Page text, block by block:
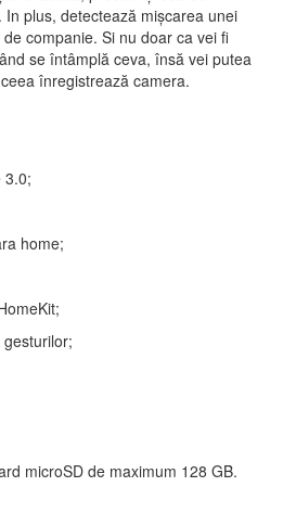
plus, detectează mișcarea unei
companie. Si nu doar ca vei fi
se întâmplă ceva, însă vei putea
înregistrează camera.
3.0;
home;
microSD de maximum 128 GB.